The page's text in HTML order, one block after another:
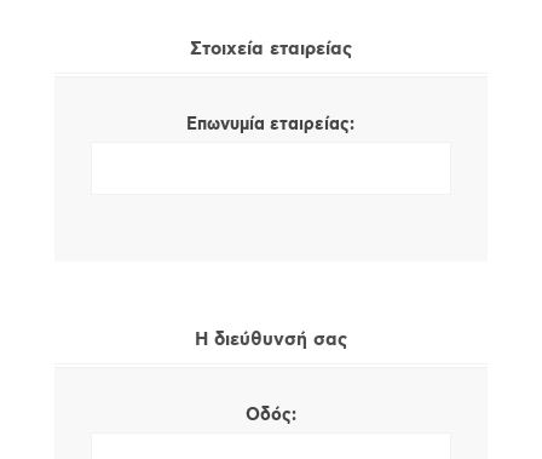
Στοιχεία εταιρείας
Επωνυμία εταιρείας:
Η διεύθυνσή σας
Οδός: